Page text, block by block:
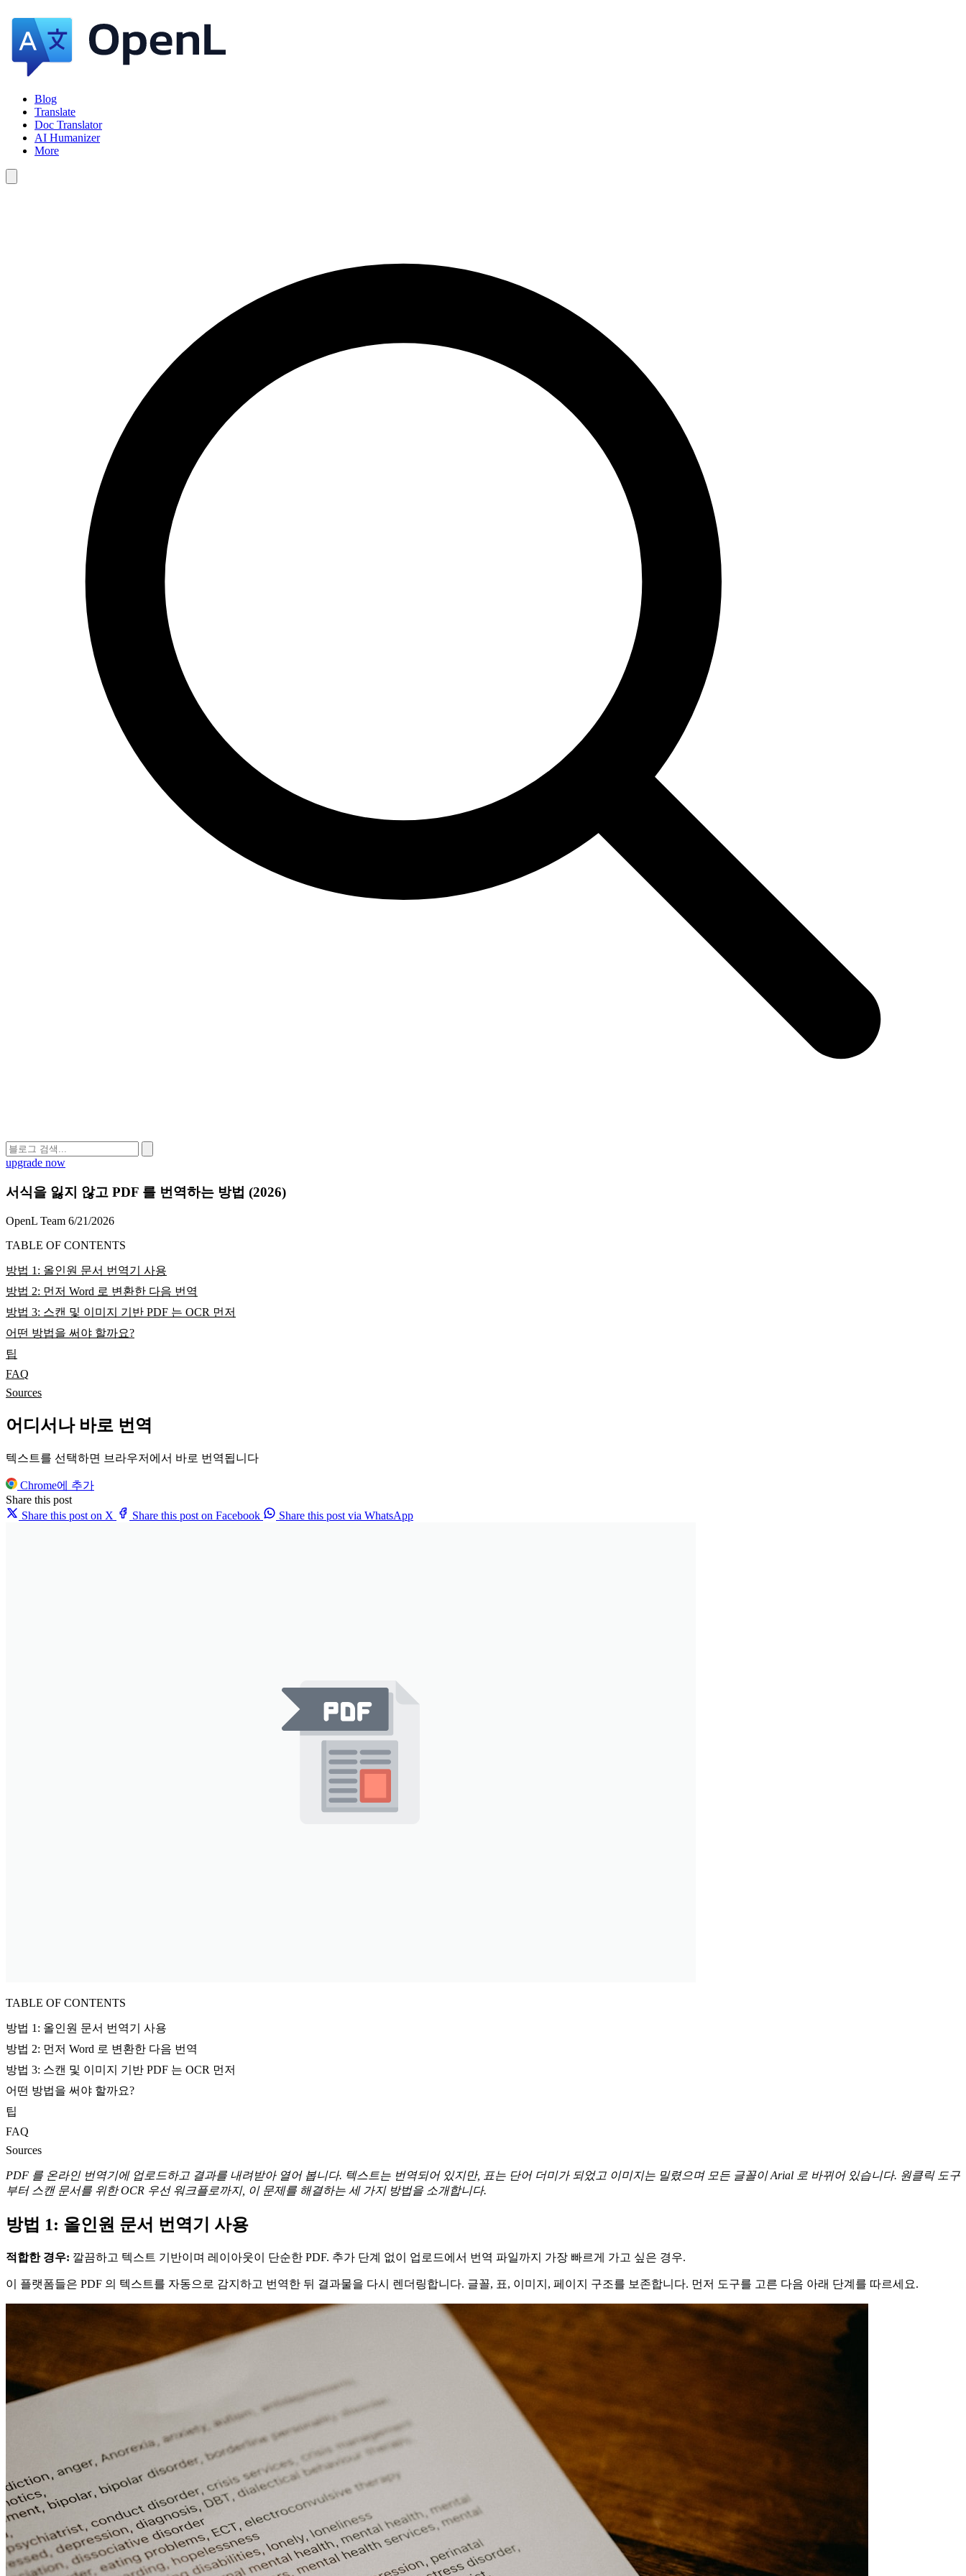
Blog
Translate
Doc Translator
AI Humanizer
More
upgrade now
서식을 잃지 않고 PDF 를 번역하는 방법 (2026)
OpenL Team 6/21/2026
TABLE OF CONTENTS
방법 1: 올인원 문서 번역기 사용
방법 2: 먼저 Word 로 변환한 다음 번역
방법 3: 스캔 및 이미지 기반 PDF 는 OCR 먼저
어떤 방법을 써야 할까요?
팁
FAQ
Sources
어디서나 바로 번역
텍스트를 선택하면 브라우저에서 바로 번역됩니다
Chrome에 추가
Share this post
Share this post on X
Share this post on Facebook Share this post via WhatsApp
TABLE OF CONTENTS
방법 1: 올인원 문서 번역기 사용
방법 2: 먼저 Word 로 변환한 다음 번역
방법 3: 스캔 및 이미지 기반 PDF 는 OCR 먼저
어떤 방법을 써야 할까요?
팁
FAQ
Sources
PDF 를 온라인 번역기에 업로드하고 결과를 내려받아 열어 봅니다. 텍스트는 번역되어 있지만, 표는 단어 더미가 되었고 이미지는 밀렸으며 모든 글꼴이 Arial 로 바뀌어 있습니다. 원클릭 도구
부터 스캔 문서를 위한 OCR 우선 워크플로까지, 이 문제를 해결하는 세 가지 방법을 소개합니다.
방법 1: 올인원 문서 번역기 사용
적합한 경우: 깔끔하고 텍스트 기반이며 레이아웃이 단순한 PDF. 추가 단계 없이 업로드에서 번역 파일까지 가장 빠르게 가고 싶은 경우.
이 플랫폼들은 PDF 의 텍스트를 자동으로 감지하고 번역한 뒤 결과물을 다시 렌더링합니다. 글꼴, 표, 이미지, 페이지 구조를 보존합니다. 먼저 도구를 고른 다음 아래 단계를 따르세요.